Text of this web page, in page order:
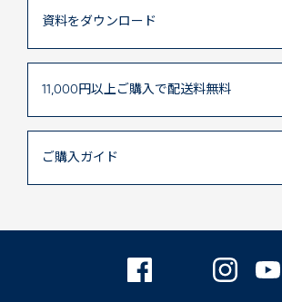
資料をダウンロード
11,000円以上ご購入で配送料無料
ご購入ガイド